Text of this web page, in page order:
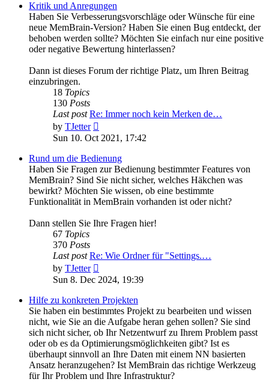
Kritik und Anregungen
Haben Sie Verbesserungsvorschläge oder Wünsche für eine
neue MemBrain-Version? Haben Sie einen Bug entdeckt, der
behoben werden sollte? Möchten Sie einfach nur eine positive
oder negative Bewertung hinterlassen?
Dann ist dieses Forum der richtige Platz, um Ihren Beitrag
einzubringen.
18 Topics
130 Posts
Last post Re: Immer noch kein Merken de…
by TJetter
the
post
Sun 10. Oct 2021, 17:42
Rund um die Bedienung
Haben Sie Fragen zur Bedienung bestimmter Features von
MemBrain? Sind Sie nicht sicher, welches Häkchen was
bewirkt? Möchten Sie wissen, ob eine bestimmte
Funktionalität in MemBrain vorhanden ist oder nicht?
Dann stellen Sie Ihre Fragen hier!
67 Topics
370 Posts
Last post Re: Wie Ordner für "Settings.…
by TJetter
the
post
Sun 8. Dec 2024, 19:39
Hilfe zu konkreten Projekten
Sie haben ein bestimmtes Projekt zu bearbeiten und wissen
nicht, wie Sie an die Aufgabe heran gehen sollen? Sie sind
sich nicht sicher, ob Ihr Netzentwurf zu Ihrem Problem passt
oder ob es da Optimierungsmöglichkeiten gibt? Ist es
überhaupt sinnvoll an Ihre Daten mit einem NN basierten
Ansatz heranzugehen? Ist MemBrain das richtige Werkzeug
für Ihr Problem und Ihre Infrastruktur?